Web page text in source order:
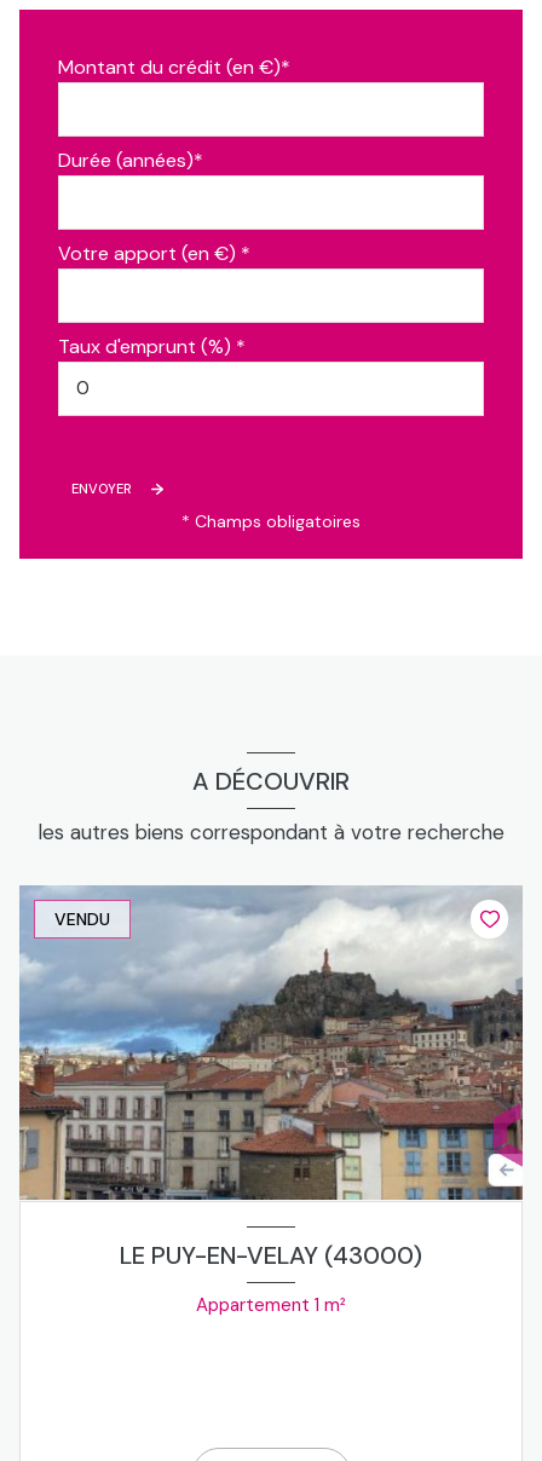
Montant du crédit (en €)*
Durée (années)*
Votre apport (en €) *
Taux d'emprunt (%) *
ENVOYER
* Champs obligatoires
A DÉCOUVRIR
les autres biens correspondant à votre recherche
VENDU
LE PUY-EN-VELAY (43000)
Appartement 1 m²